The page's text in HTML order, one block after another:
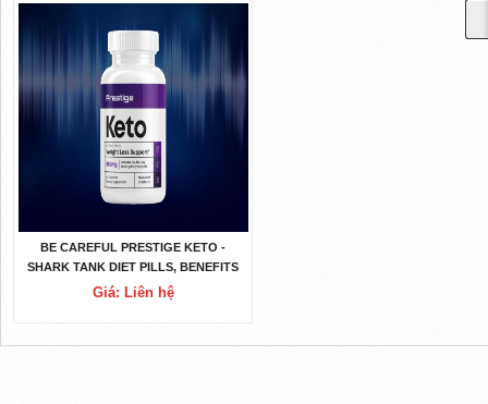
BE CAREFUL PRESTIGE KETO -
SHARK TANK DIET PILLS, BENEFITS
...
Giá: Liên hệ